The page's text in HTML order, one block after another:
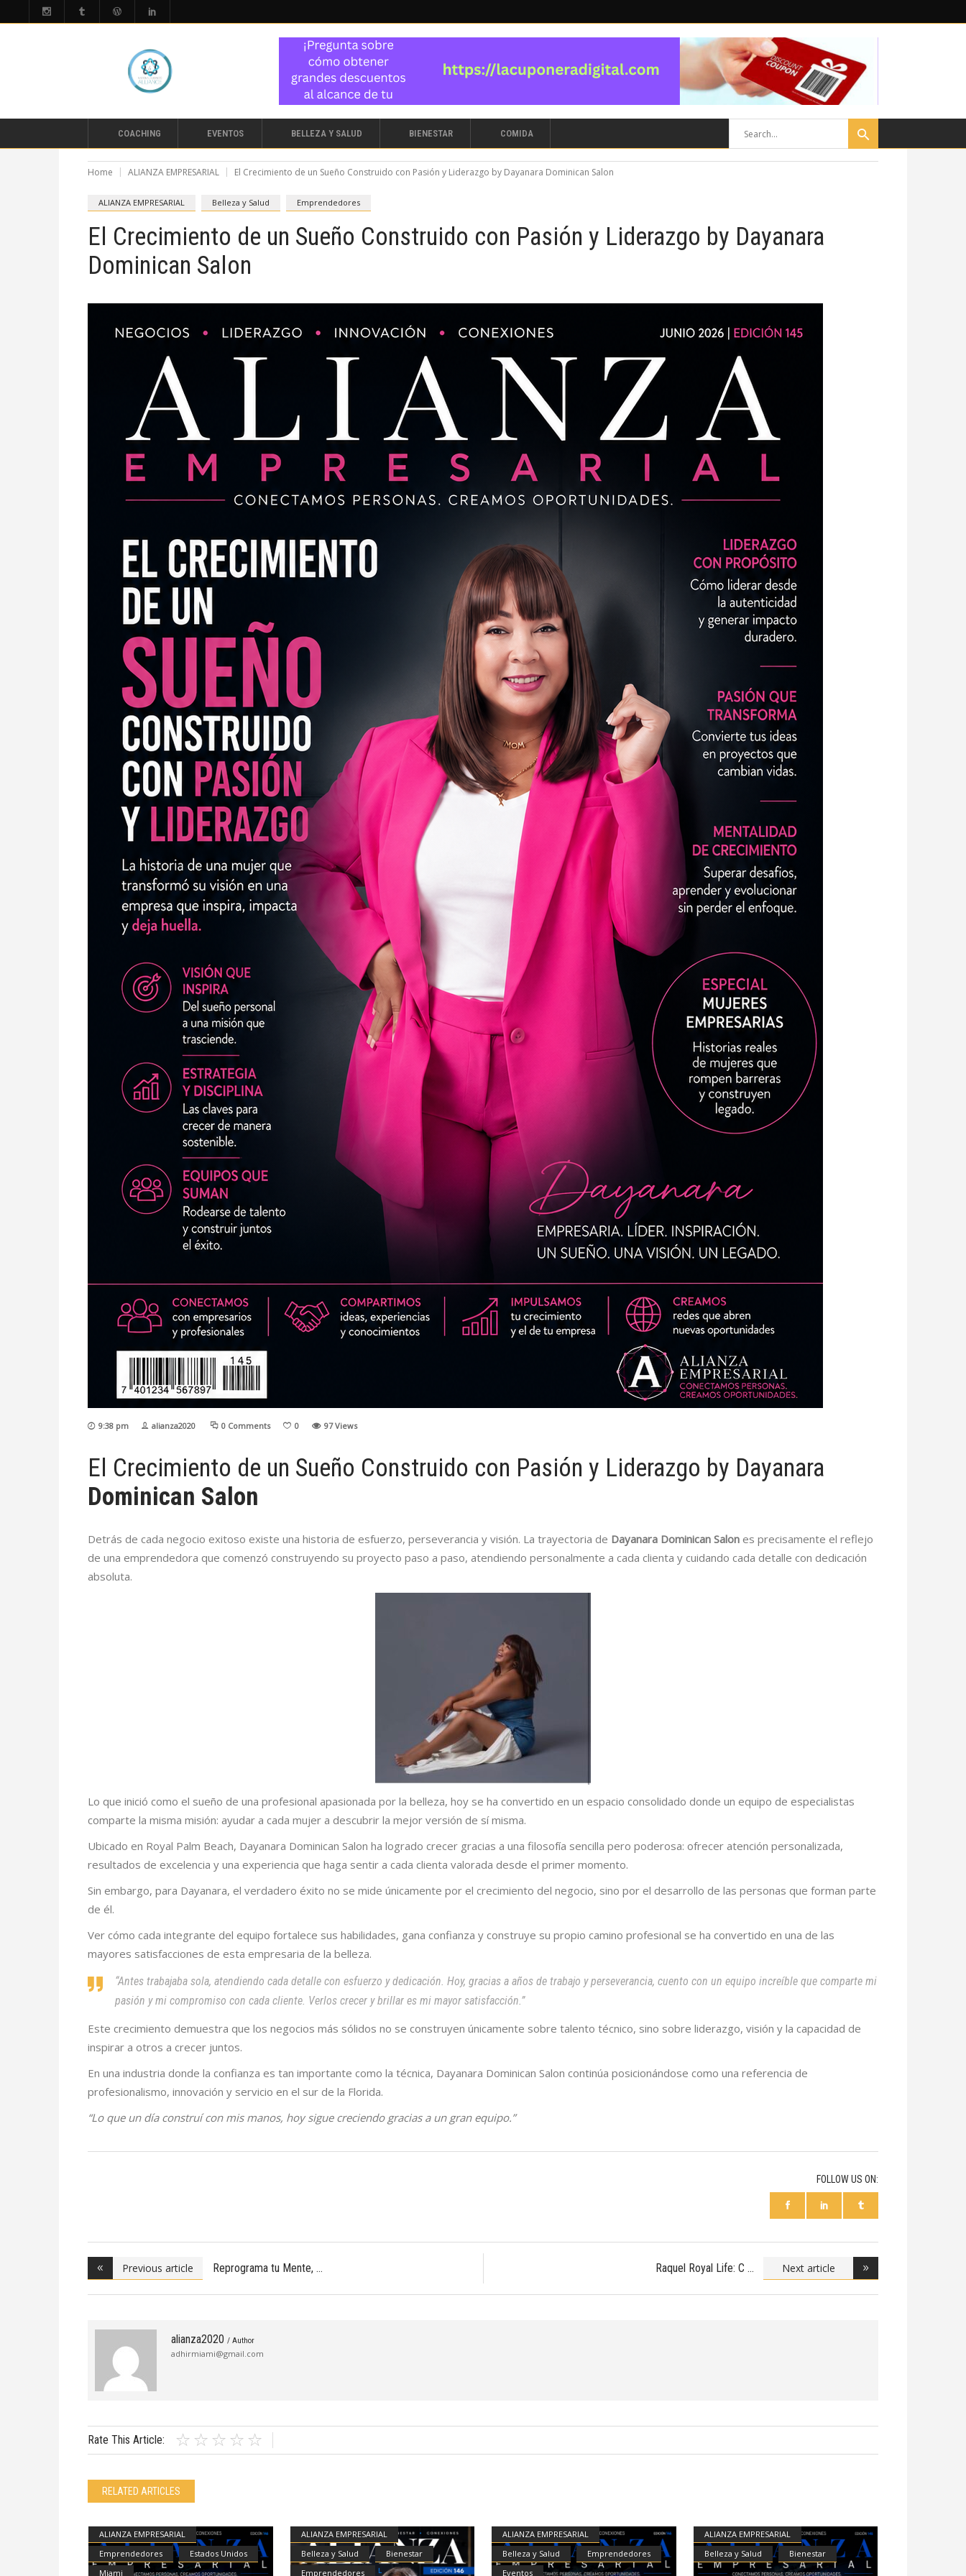
COACHING EVENTOS BELLEZA Y SALUD BIENESTAR COMIDA
Home ALIANZA EMPRESARIAL El Crecimiento de un Sueño Construido con Pasión y Liderazgo by Dayanara Dominican Salon
ALIANZA EMPRESARIAL Belleza y Salud Emprendedores
El Crecimiento de un Sueño Construido con Pasión y Liderazgo by Dayanara
Dominican Salon
9:38 pm alianza2020 0 Comments 0 97 Views
El Crecimiento de un Sueño Construido con Pasión y Liderazgo by Dayanara
Dominican Salon
Detrás de cada negocio exitoso existe una historia de esfuerzo, perseverancia y visión. La trayectoria de Dayanara Dominican Salon es precisamente el reflejo
de una emprendedora que comenzó construyendo su proyecto paso a paso, atendiendo personalmente a cada clienta y cuidando cada detalle con dedicación
absoluta.
Lo que inició como el sueño de una profesional apasionada por la belleza, hoy se ha convertido en un espacio consolidado donde un equipo de especialistas
comparte la misma misión: ayudar a cada mujer a descubrir la mejor versión de sí misma.
Ubicado en Royal Palm Beach, Dayanara Dominican Salon ha logrado crecer gracias a una filosofía sencilla pero poderosa: ofrecer atención personalizada,
resultados de excelencia y una experiencia que haga sentir a cada clienta valorada desde el primer momento.
Sin embargo, para Dayanara, el verdadero éxito no se mide únicamente por el crecimiento del negocio, sino por el desarrollo de las personas que forman parte
de él.
Ver cómo cada integrante del equipo fortalece sus habilidades, gana confianza y construye su propio camino profesional se ha convertido en una de las
mayores satisfacciones de esta empresaria de la belleza.
“Antes trabajaba sola, atendiendo cada detalle con esfuerzo y dedicación. Hoy, gracias a años de trabajo y perseverancia, cuento con un equipo increíble que comparte mi
pasión y mi compromiso con cada cliente. Verlos crecer y brillar es mi mayor satisfacción.”
Este crecimiento demuestra que los negocios más sólidos no se construyen únicamente sobre talento técnico, sino sobre liderazgo, visión y la capacidad de
inspirar a otros a crecer juntos.
En una industria donde la confianza es tan importante como la técnica, Dayanara Dominican Salon continúa posicionándose como una referencia de
profesionalismo, innovación y servicio en el sur de la Florida.
“Lo que un día construí con mis manos, hoy sigue creciendo gracias a un gran equipo.”
FOLLOW US ON:
Previous article Reprograma tu Mente, Raquel Royal Life: C Next article
alianza2020 / Author
adhirmiami@gmail.com
Rate This Article:
RELATED ARTICLES
ALIANZA EMPRESARIAL
Emprendedores
Estados Unidos
Miami
ALIANZA EMPRESARIAL
Belleza y Salud
Bienestar
Emprendedores
ALIANZA EMPRESARIAL
Belleza y Salud
Emprendedores
Eventos
ALIANZA EMPRESARIAL
Belleza y Salud
Bienestar